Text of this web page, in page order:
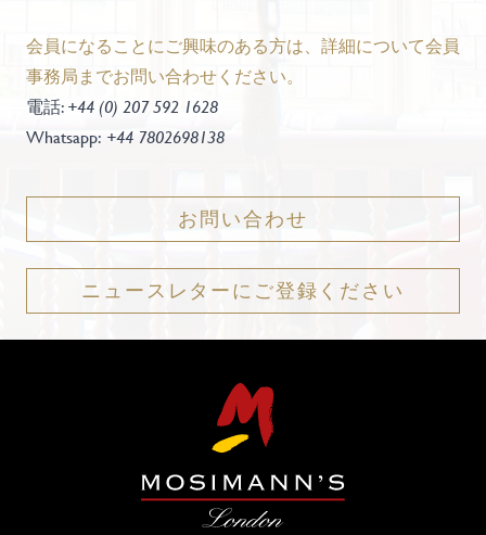
会員になることにご興味のある方は、詳細について会員
事務局までお問い合わせください。
電話: +44 (0) 207 592 1628
Whatsapp: +44 7802698138
お問い合わせ
ニュースレターにご登録ください